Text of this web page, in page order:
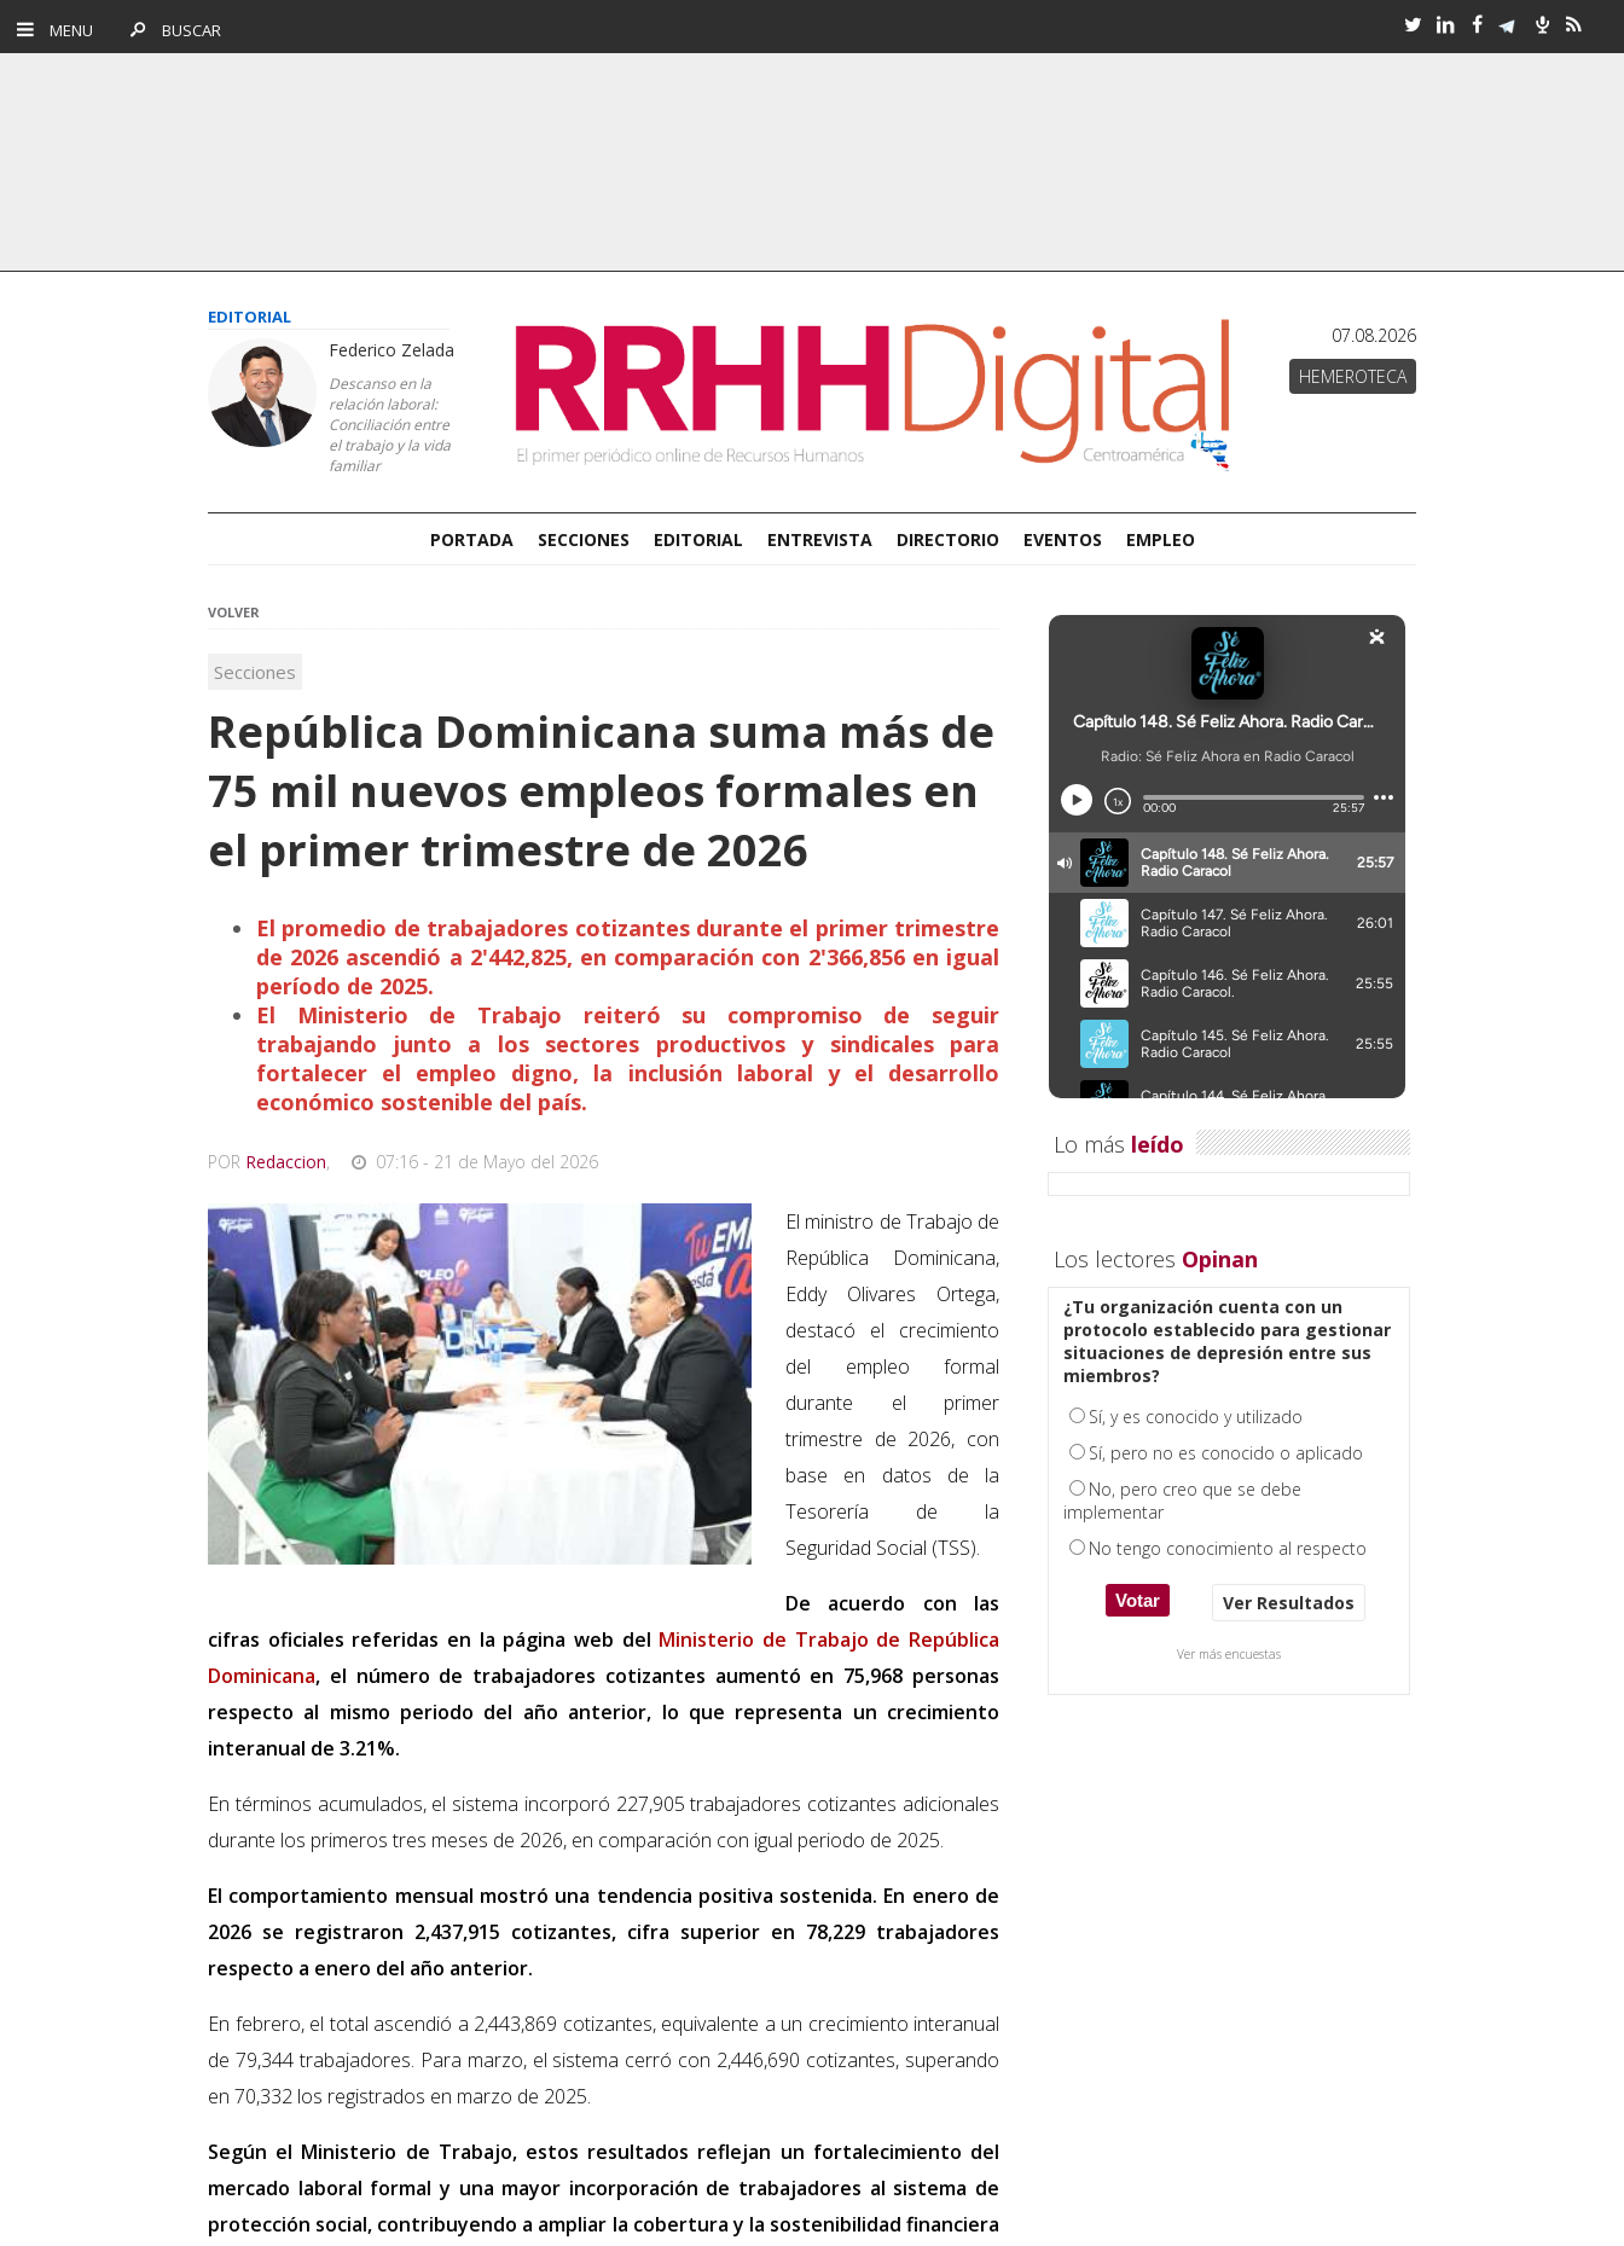
MENU BUSCAR
EDITORIAL
Federico Zelada
Descanso en la
relación laboral:
Conciliación entre
el trabajo y la vida
familiar
07.08.2026
HEMEROTECA
PORTADA SECCIONES EDITORIAL ENTREVISTA DIRECTORIO EVENTOS EMPLEO
VOLVER
Secciones
República Dominicana suma más de
75 mil nuevos empleos formales en
el primer trimestre de 2026
El promedio de trabajadores cotizantes durante el primer trimestre
de 2026 ascendió a 2'442,825, en comparación con 2'366,856 en igual
período de 2025.
El Ministerio de Trabajo reiteró su compromiso de seguir
trabajando junto a los sectores productivos y sindicales para
fortalecer el empleo digno, la inclusión laboral y el desarrollo
económico sostenible del país.
POR Redaccion, 07:16 - 21 de Mayo del 2026
El ministro de Trabajo de
República Dominicana,
Eddy Olivares Ortega,
destacó el crecimiento
del empleo formal
durante el primer
trimestre de 2026, con
base en datos de la
Tesorería de la
Seguridad Social (TSS).
De acuerdo con las
cifras oficiales referidas en la página web del Ministerio de Trabajo de República
Dominicana, el número de trabajadores cotizantes aumentó en 75,968 personas
respecto al mismo periodo del año anterior, lo que representa un crecimiento
interanual de 3.21%.
En términos acumulados, el sistema incorporó 227,905 trabajadores cotizantes adicionales
durante los primeros tres meses de 2026, en comparación con igual periodo de 2025.
El comportamiento mensual mostró una tendencia positiva sostenida. En enero de
2026 se registraron 2,437,915 cotizantes, cifra superior en 78,229 trabajadores
respecto a enero del año anterior.
En febrero, el total ascendió a 2,443,869 cotizantes, equivalente a un crecimiento interanual
de 79,344 trabajadores. Para marzo, el sistema cerró con 2,446,690 cotizantes, superando
en 70,332 los registrados en marzo de 2025.
Según el Ministerio de Trabajo, estos resultados reflejan un fortalecimiento del
mercado laboral formal y una mayor incorporación de trabajadores al sistema de
protección social, contribuyendo a ampliar la cobertura y la sostenibilidad financiera
Lo más leído
Los lectores Opinan
¿Tu organización cuenta con un
protocolo establecido para gestionar
situaciones de depresión entre sus
miembros?
Sí, y es conocido y utilizado
Sí, pero no es conocido o aplicado
No, pero creo que se debe
implementar
No tengo conocimiento al respecto
Ver Resultados
Ver más encuestas